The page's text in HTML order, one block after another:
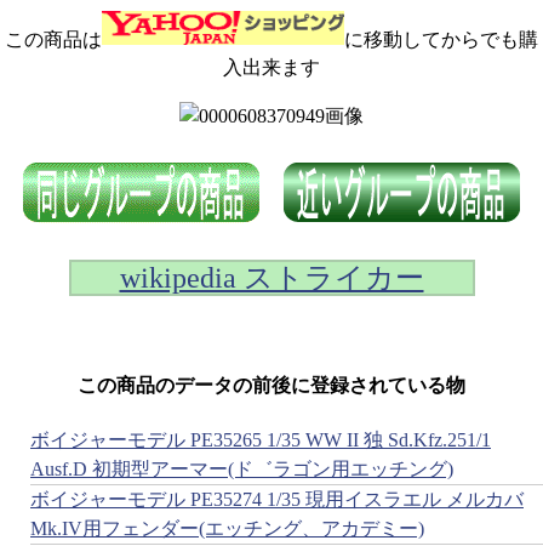
この商品は
に移動してからでも購
入出来ます
wikipedia ストライカー
この商品のデータの前後に登録されている物
ボイジャーモデル PE35265 1/35 WW II 独 Sd.Kfz.251/1
Ausf.D 初期型アーマー(ド゛ラゴン用エッチング)
ボイジャーモデル PE35274 1/35 現用イスラエル メルカバ
Mk.IV用フェンダー(エッチング、アカデミー)